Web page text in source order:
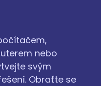
nebo
svým
Obraťte se